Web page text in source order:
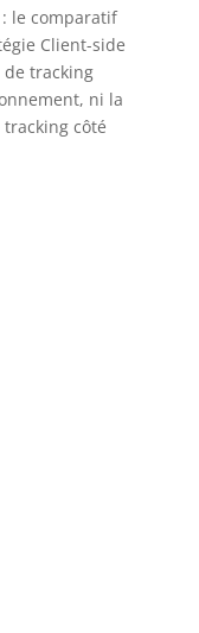
: le comparatif
Client-side
de tracking
ni la
côté